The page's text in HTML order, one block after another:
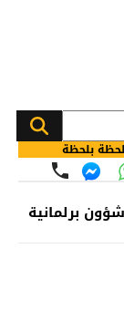
بلحظة
شؤون برلمانية